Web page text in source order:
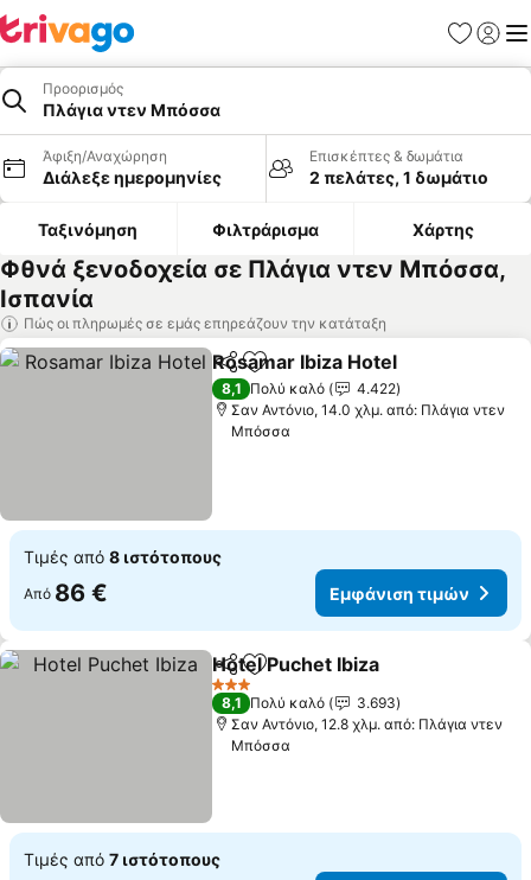
Προορισμός
Πλάγια ντεν Μπόσσα
Άφιξη/Αναχώρηση
Διάλεξε ημερομηνίες
Επισκέπτες & δωμάτια
2 πελάτες, 1 δωμάτιο
Ταξινόμηση Φιλτράρισμα Χάρτης
Φθνά ξενοδοχεία σε Πλάγια ντεν Μπόσσα,
Ισπανία
Πώς οι πληρωμές σε εμάς επηρεάζουν την κατάταξη
Κοινοποίηση
Προσθήκη στα αγαπημένα
Rosamar Ibiza Hotel
8,1 Πολύ καλό
4.422
Σαν Αντόνιο, 14.0 χλμ. από: Πλάγια ντεν
Μπόσσα
Τιμές από 8 ιστότοπους
Από 86 € Εμφάνιση τιμών
Κοινοποίηση
Προσθήκη στα αγαπημένα
Hotel Puchet Ibiza
3 Αστέρια
8,1 Πολύ καλό
3.693
Σαν Αντόνιο, 12.8 χλμ. από: Πλάγια ντεν
Μπόσσα
Τιμές από 7 ιστότοπους